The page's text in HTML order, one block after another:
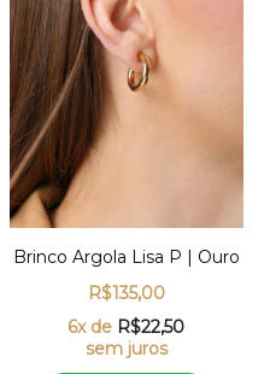
Brinco Argola Lisa P | Ouro
R$135,00
6x de R$22,50
sem juros